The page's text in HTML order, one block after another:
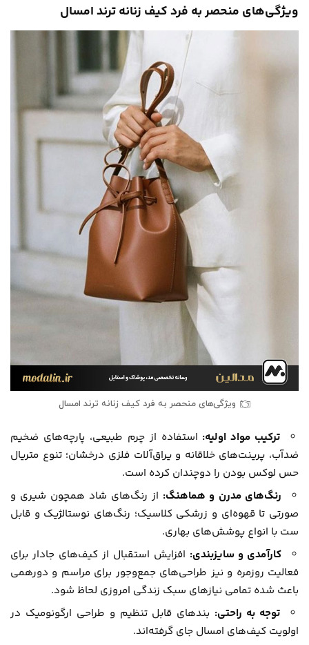
ویژگی‌های منحصر به فرد کیف‌ زنانه ترند امسال
ویژگی‌های منحصر به فرد کیف‌ زنانه ترند امسال
ترکیب مواد اولیه: استفاده از چرم طبیعی، پارچه‌های ضخیم
ضدآب، پرینت‌های خلاقانه و یراق‌آلات فلزی درخشان؛ تنوع متریال
حس لوکس بودن را دوچندان کرده است.
رنگ‌های مدرن و هماهنگ: از رنگ‌های شاد همچون شیری و
صورتی تا قهوه‌ای و زرشکی کلاسیک؛ رنگ‌های نوستالژیک و قابل
ست با انواع پوشش‌های بهاری.
کارآمدی و سایزبندی: افزایش استقبال از کیف‌های جادار برای
فعالیت روزمره و نیز طراحی‌های جمع‌و‌جور برای مراسم و دورهمی
باعث شده تمامی نیازهای سبک زندگی امروزی لحاظ شود.
توجه به راحتی: بندهای قابل تنظیم و طراحی ارگونومیک در
اولویت کیف‌های امسال جای گرفته‌اند.